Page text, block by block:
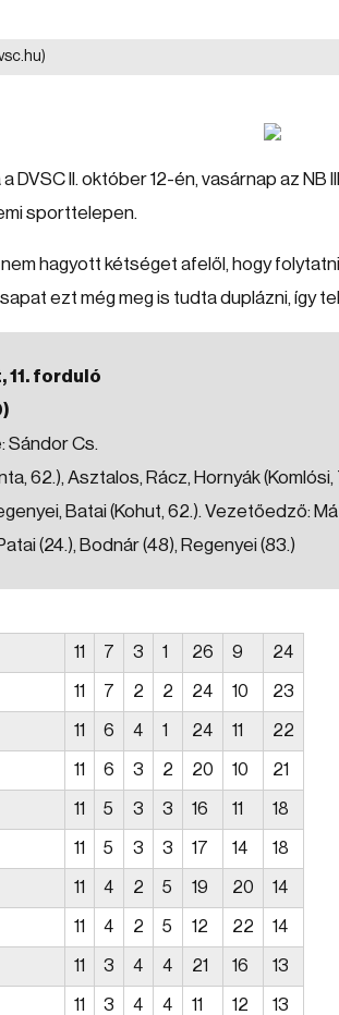
II. október 12-én, vasárnap az NB
sporttelepen.
hagyott kétséget afelől, hogy
ezt még meg is tudta duplázni, így
11. forduló
Sándor Cs.
62.), Asztalos, Rácz, Hornyák (Komlósi,
Batai (Kohut, 62.). Vezetőedző:
(24.), Bodnár (48), Regenyei (83.)
11 7 3 1 26 9 24
11 7 2 2 24 10 23
11 6 4 1 24 11 22
11 6 3 2 20 10 21
11 5 3 3 16 11 18
11 5 3 3 17 14 18
11 4 2 5 19 20 14
11 4 2 5 12 22 14
11 3 4 4 21 16 13
11 3 4 4 11 12 13